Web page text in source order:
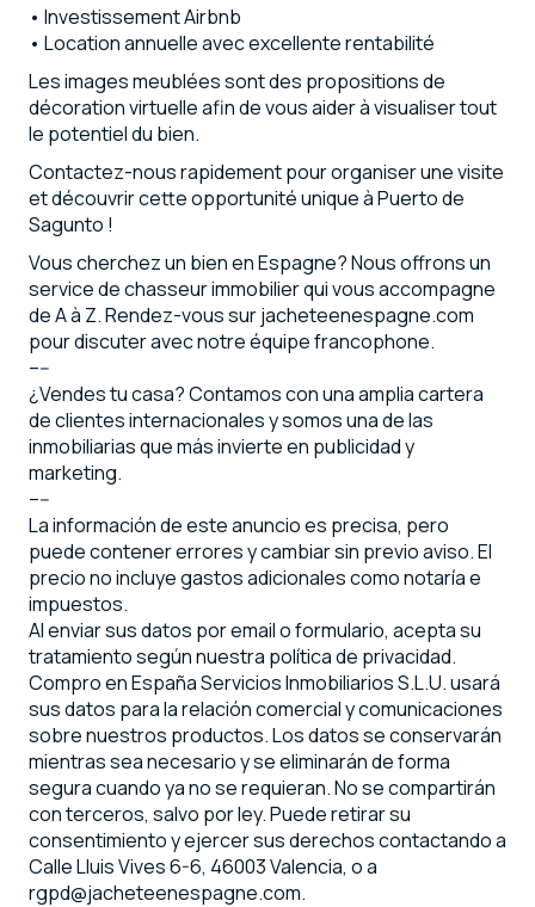
•⁠ ⁠Investissement Airbnb
•⁠ ⁠Location annuelle avec excellente rentabilité
Les images meublées sont des propositions de
décoration virtuelle afin de vous aider à visualiser tout
le potentiel du bien.
Contactez-nous rapidement pour organiser une visite
et découvrir cette opportunité unique à Puerto de
Sagunto !
Vous cherchez un bien en Espagne? Nous offrons un
service de chasseur immobilier qui vous accompagne
de A à Z. Rendez-vous sur jacheteenespagne.com
pour discuter avec notre équipe francophone.
–--
¿Vendes tu casa? Contamos con una amplia cartera
de clientes internacionales y somos una de las
inmobiliarias que más invierte en publicidad y
marketing.
–--
La información de este anuncio es precisa, pero
puede contener errores y cambiar sin previo aviso. El
precio no incluye gastos adicionales como notaría e
impuestos.
Al enviar sus datos por email o formulario, acepta su
tratamiento según nuestra política de privacidad.
Compro en España Servicios Inmobiliarios S.L.U. usará
sus datos para la relación comercial y comunicaciones
sobre nuestros productos. Los datos se conservarán
mientras sea necesario y se eliminarán de forma
segura cuando ya no se requieran. No se compartirán
con terceros, salvo por ley. Puede retirar su
consentimiento y ejercer sus derechos contactando a
Calle Lluis Vives 6-6, 46003 Valencia, o a
rgpd@jacheteenespagne.com.